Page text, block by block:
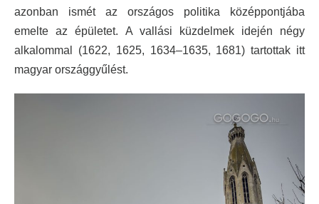
azonban ismét az országos politika középpontjába
emelte az épületet. A vallási küzdelmek idején négy
alkalommal (1622, 1625, 1634–1635, 1681) tartottak itt
magyar országgyűlést.